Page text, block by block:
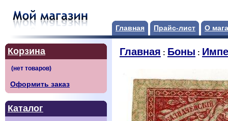
Главная Прайс-лист О
Корзина
Оформить заказ
Каталог
Главная : Боны :